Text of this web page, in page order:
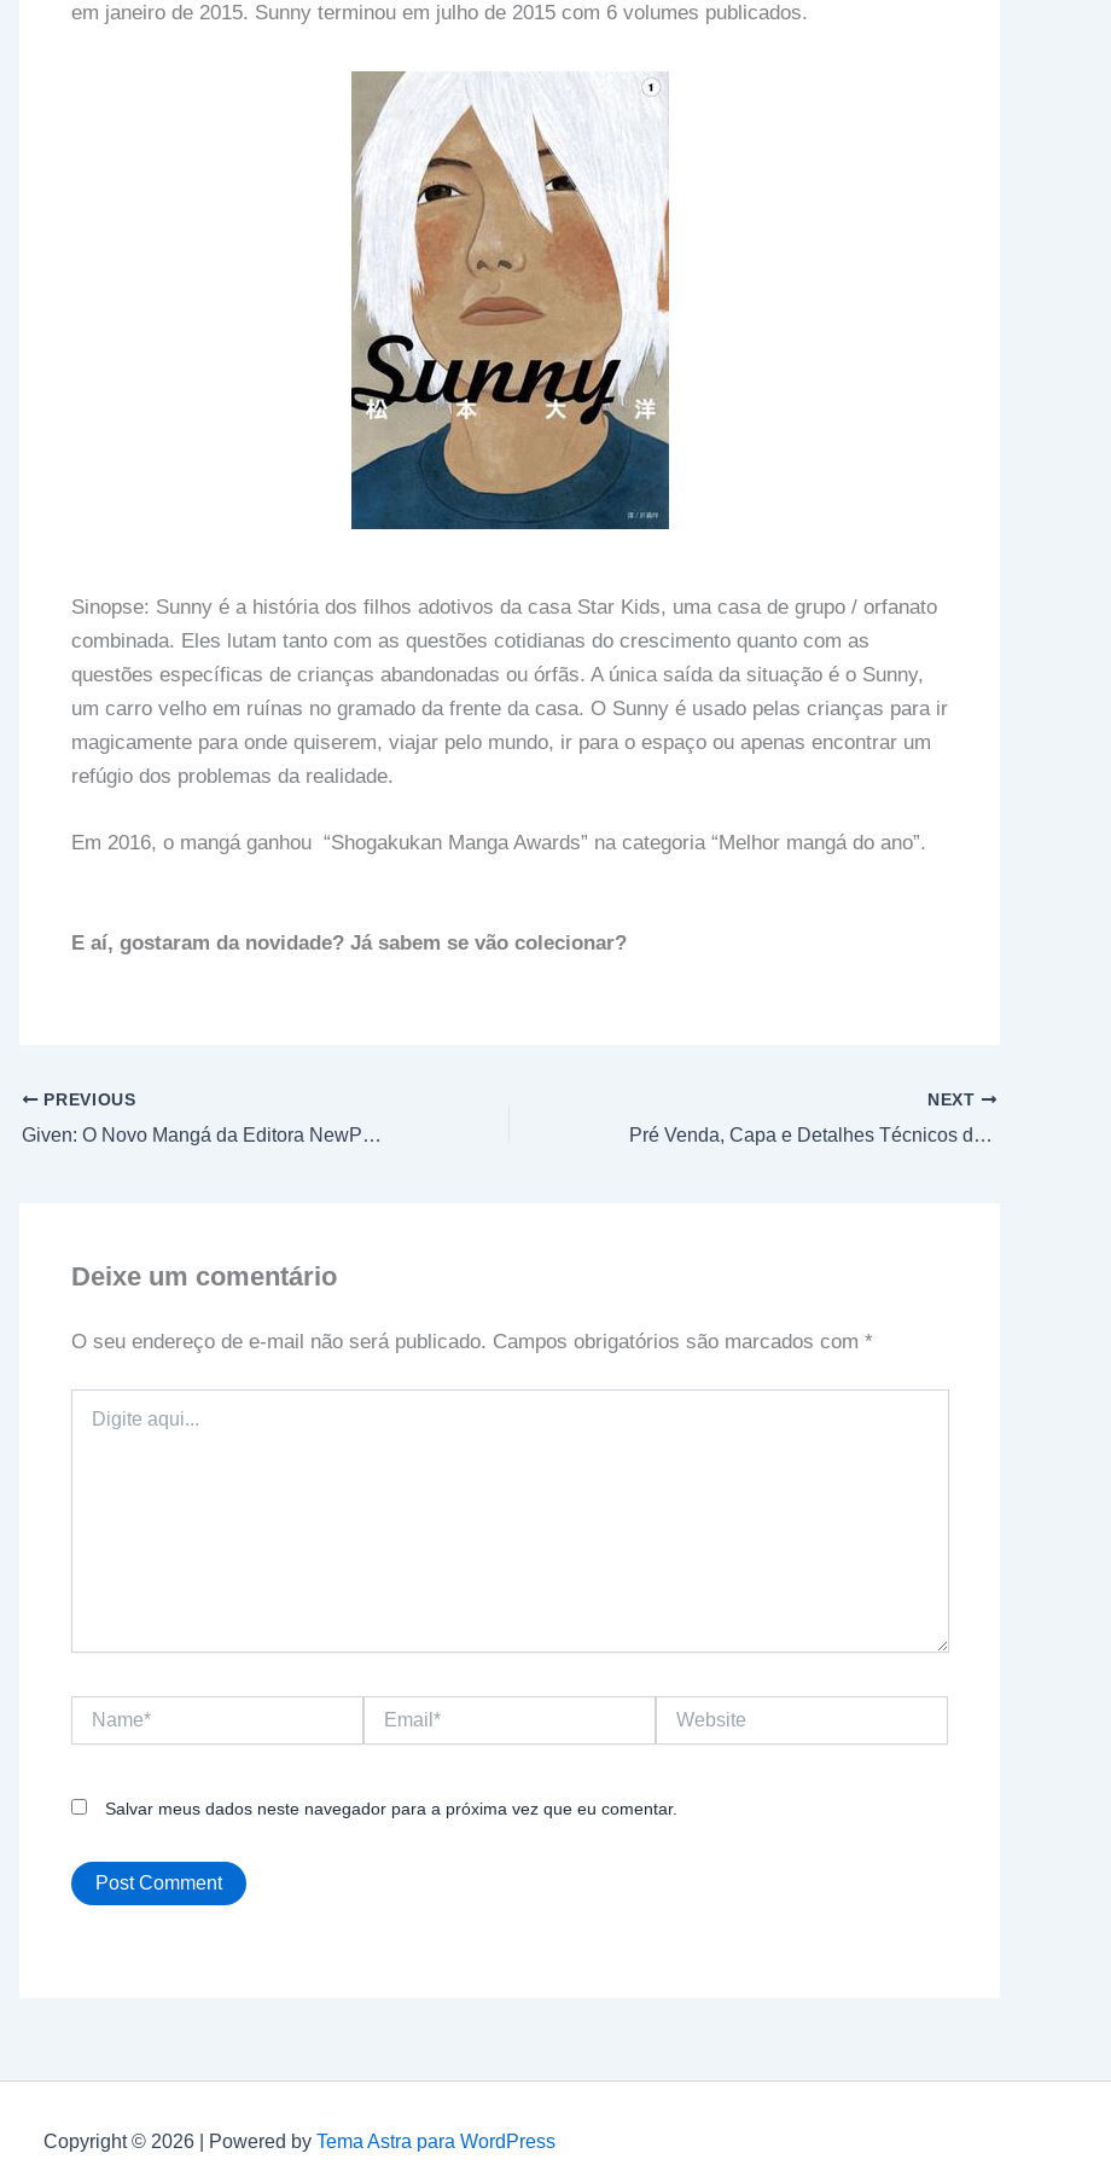
em janeiro de 2015. Sunny terminou em julho de 2015 com 6 volumes publicados.
Sinopse: Sunny é a história dos filhos adotivos da casa Star Kids, uma casa de grupo / orfanato
combinada. Eles lutam tanto com as questões cotidianas do crescimento quanto com as
questões específicas de crianças abandonadas ou órfãs. A única saída da situação é o Sunny,
um carro velho em ruínas no gramado da frente da casa. O Sunny é usado pelas crianças para ir
magicamente para onde quiserem, viajar pelo mundo, ir para o espaço ou apenas encontrar um
refúgio dos problemas da realidade.
Em 2016, o mangá ganhou “Shogakukan Manga Awards” na categoria “Melhor mangá do ano”.
E aí, gostaram da novidade? Já sabem se vão colecionar?
PREVIOUS
Given: O Novo Mangá da Editora NewPOP
NEXT
Pré Venda, Capa e Detalhes Técnicos do Mangá “Astra Lost in Space”
Deixe um comentário
O seu endereço de e-mail não será publicado. Campos obrigatórios são marcados com *
aqui...
Salvar meus dados neste navegador para a próxima vez que eu comentar.
Copyright © 2026 | Powered by Tema Astra para WordPress